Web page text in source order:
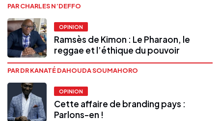
PAR CHARLES N’DEFFO
OPINION
Ramsès de Kimon : Le Pharaon, le
reggae et l’éthique du pouvoir
PAR DR KANATÉ DAHOUDA SOUMAHORO
OPINION
Cette affaire de branding pays :
Parlons-en !